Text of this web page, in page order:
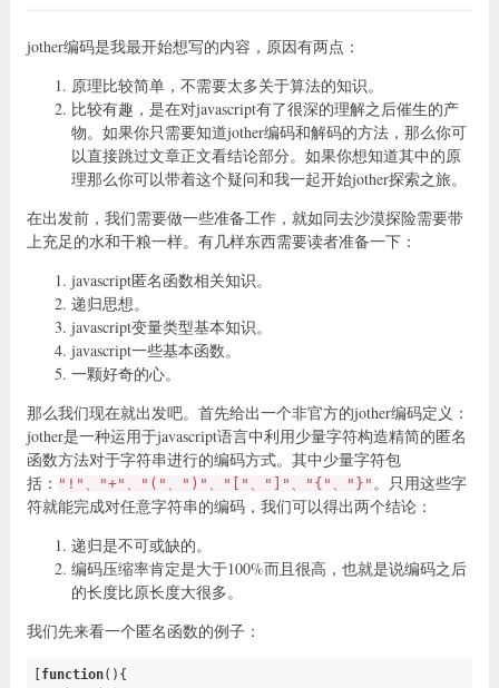
jother编码是我最开始想写的内容，原因有两点：
原理比较简单，不需要太多关于算法的知识。
比较有趣，是在对javascript有了很深的理解之后催生的产
物。如果你只需要知道jother编码和解码的方法，那么你可
以直接跳过文章正文看结论部分。如果你想知道其中的原
理那么你可以带着这个疑问和我一起开始jother探索之旅。
在出发前，我们需要做一些准备工作，就如同去沙漠探险需要带
上充足的水和干粮一样。有几样东西需要读者准备一下：
javascript匿名函数相关知识。
递归思想。
javascript变量类型基本知识。
javascript一些基本函数。
一颗好奇的心。
那么我们现在就出发吧。首先给出一个非官方的jother编码定义：
jother是一种运用于javascript语言中利用少量字符构造精简的匿名
函数方法对于字符串进行的编码方式。其中少量字符包
括： "!"、"+"、"("、")"、"["、"]"、"{"、"}" 。只用这些字
符就能完成对任意字符串的编码，我们可以得出两个结论：
递归是不可或缺的。
编码压缩率肯定是大于100%而且很高，也就是说编码之后
的长度比原长度大很多。
我们先来看一个匿名函数的例子：
[function() {